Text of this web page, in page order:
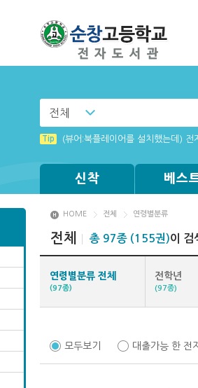
전체
Tip (뷰어:북플레이어를 설치했는데) 전
신착 베스
HOME 전체 연령별분류
전체 총 97종 (155권)이 검
연령별분류 전체
(97종)
전학년
(97종)
모두보기 대출가능 한 전